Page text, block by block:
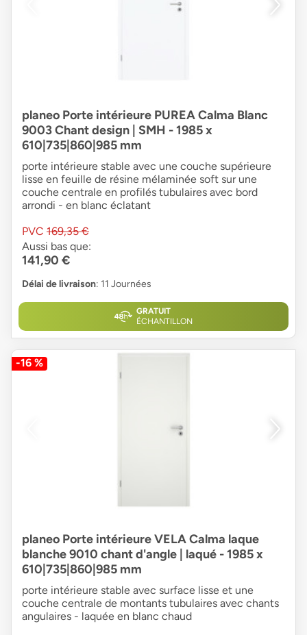
planeo Porte intérieure PUREA Calma Blanc
9003 Chant design | SMH - 1985 x
610|735|860|985 mm
porte intérieure stable avec une couche supérieure
lisse en feuille de résine mélaminée soft sur une
couche centrale en profilés tubulaires avec bord
arrondi - en blanc éclatant
PVC 169,35 €
Aussi bas que:
141,90 €
Délai de livraison: 11 Journées
GRATUIT
ÉCHANTILLON
-16 %
planeo Porte intérieure VELA Calma laque
blanche 9010 chant d'angle | laqué - 1985 x
610|735|860|985 mm
porte intérieure stable avec surface lisse et une
couche centrale de montants tubulaires avec chants
angulaires - laquée en blanc chaud